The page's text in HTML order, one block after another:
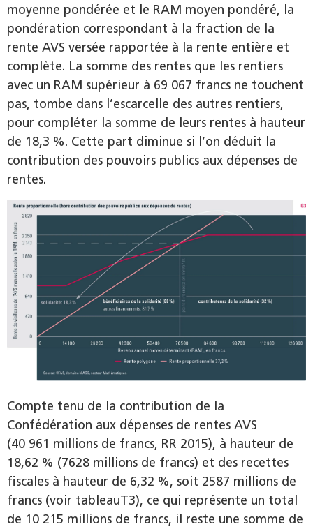
moyenne pondérée et le RAM moyen pondéré, la
pondération correspondant à la fraction de la
rente AVS versée rapportée à la rente entière et
complète. La somme des rentes que les rentiers
avec un RAM supérieur à 69 067 francs ne touchent
pas, tombe dans l’escarcelle des autres rentiers,
pour compléter la somme de leurs rentes à hauteur
de 18,3 %. Cette part diminue si l’on déduit la
contribution des pouvoirs publics aux dépenses de
rentes.
Compte tenu de la contribution de la
Confédération aux dépenses de rentes AVS
(40 961 millions de francs, RR 2015), à hauteur de
18,62 % (7628 millions de francs) et des recettes
fiscales à hauteur de 6,32 %, soit 2587 millions de
francs (voir tableauT3), ce qui représente un total
de 10 215 millions de francs, il reste une somme de